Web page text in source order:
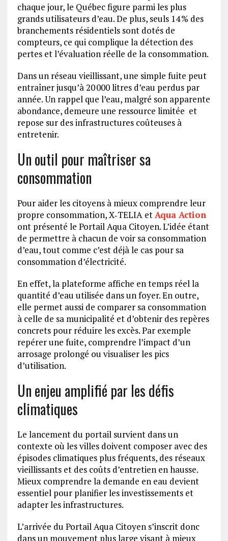
chaque jour, le Québec figure parmi les plus
grands utilisateurs d’eau. De plus, seuls 14 % des
branchements résidentiels sont dotés de
compteurs, ce qui complique la détection des
pertes et l’évaluation réelle de la consommation.
Dans un réseau vieillissant, une simple fuite peut
entraîner jusqu’à 20 000 litres d’eau perdus par
année. Un rappel que l’eau, malgré son apparente
abondance, demeure une ressource limitée et
repose sur des infrastructures coûteuses à
entretenir.
Un outil pour maîtriser sa
consommation
Pour aider les citoyens à mieux comprendre leur
propre consommation, X‑TELIA etAqua Action
ont présenté le Portail Aqua Citoyen. L’idée étant
de permettre à chacun de voir sa consommation
d’eau, tout comme c’est déjà le cas pour sa
consommation d’électricité.
En effet, la plateforme affiche en temps réel la
quantité d’eau utilisée dans un foyer. En outre,
elle permet aussi de comparer sa consommation
à celle de sa municipalité et d’obtenir des repères
concrets pour réduire les excès. Par exemple
repérer une fuite, comprendre l’impact d’un
arrosage prolongé ou visualiser les pics
d’utilisation.
Un enjeu amplifié par les défis
climatiques
Le lancement du portail survient dans un
contexte où les villes doivent composer avec des
épisodes climatiques plus fréquents, des réseaux
vieillissants et des coûts d’entretien en hausse.
Mieux comprendre la demande en eau devient
essentiel pour planifier les investissements et
adapter les infrastructures.
L’arrivée du Portail Aqua Citoyen s’inscrit donc
dans un mouvement plus large visant à mieux